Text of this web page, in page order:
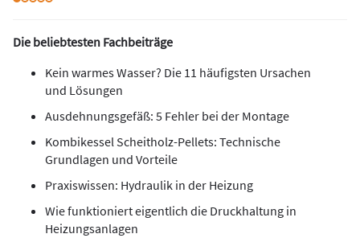
Die beliebtesten Fachbeiträge
Kein warmes Wasser? Die 11 häufigsten Ursachen
und Lösungen
Ausdehnungsgefäß: 5 Fehler bei der Montage
Kombikessel Scheitholz-Pellets: Technische
Grundlagen und Vorteile
Praxiswissen: Hydraulik in der Heizung
Wie funktioniert eigentlich die Druckhaltung in
Heizungsanlagen